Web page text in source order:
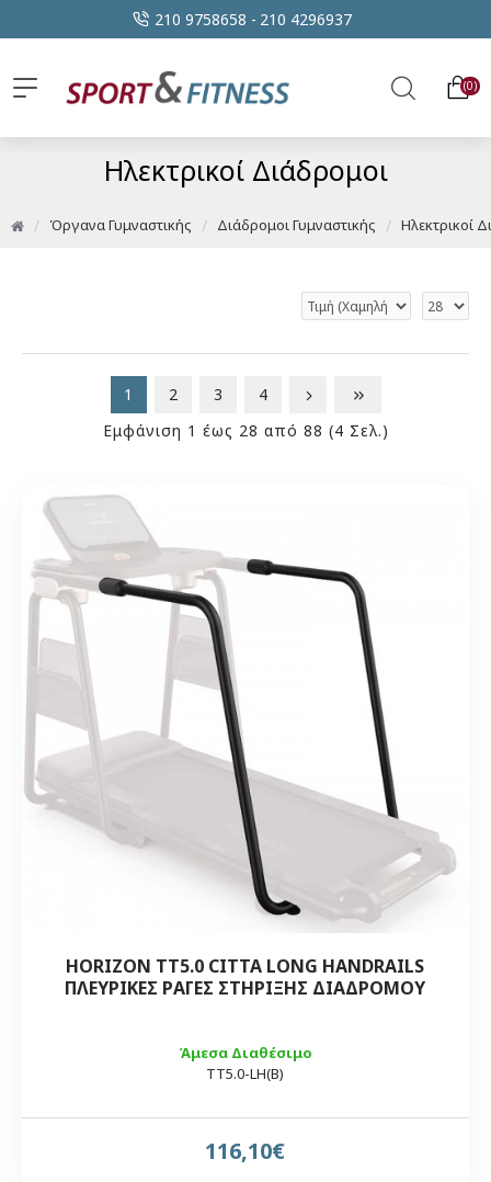
210 9758658 - 210 4296937
0
Όργανα Γυμναστικής Διάδρομοι Γυμναστικής Ηλεκτρικοί
Ηλεκτρικοί Διάδρομοι
1 2 3
4
Εμφάνιση 1 έως 28 από 88 (4 Σελ.)
Άμεσα Διαθέσιμο
TT5.0-LH(B)
HORIZON TT5.0 CITTA LONG HANDRAILS
ΠΛΕΥΡΙΚΕΣ ΡΑΓΕΣ ΣΤΗΡΙΞΗΣ ΔΙΑΔΡΟΜΟΥ
116,10€